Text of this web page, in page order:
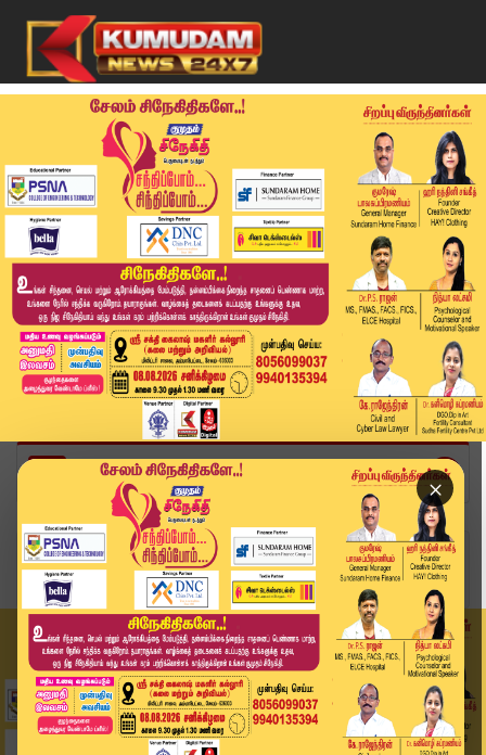
×
Home
வீடியோ ஸ்டோரி
"திமுக என்ற தீயசக்தியை அகற்ற வேண்டும்" - இ.பி.எ...